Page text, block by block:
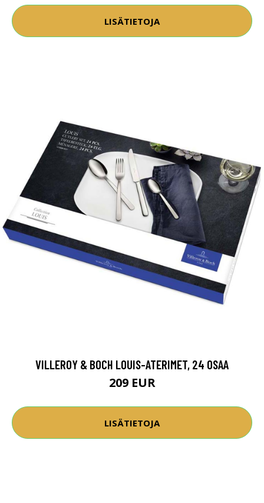
LISÄTIETOJA
VILLEROY & BOCH LOUIS-ATERIMET, 24 OSAA
209 EUR
LISÄTIETOJA